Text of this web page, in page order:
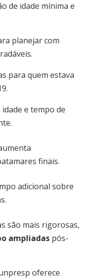
de idade mínima e
planejar com
para quem estava
e tempo de
finais.
adicional sobre
são mais rigorosas,
ampliadas pós-
oferece